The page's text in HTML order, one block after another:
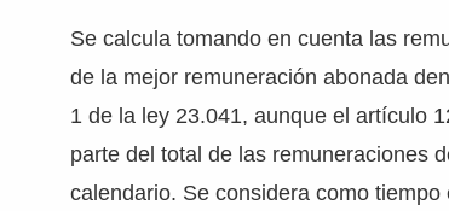
Se calcula tomando en cuenta las
de la mejor remuneración abonada
1 de la ley 23.041, aunque el artículo
parte del total de las remuneraciones
calendario. Se considera como